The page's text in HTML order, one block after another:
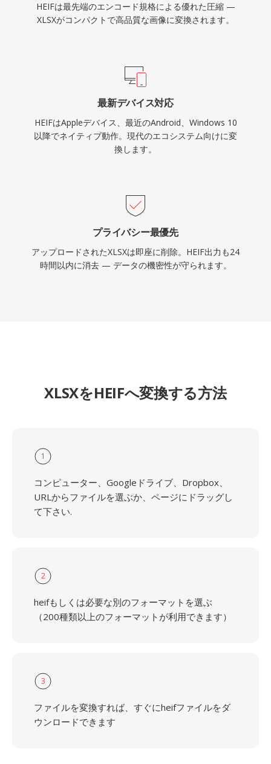
HEIFは最先端のエンコード規格による優れた圧縮 —
XLSXがコンパクトで高品質な画像に変換されます。
最新デバイス対応
HEIFはAppleデバイス、最近のAndroid、Windows 10
以降でネイティブ動作。現代のエコシステム向けに変
換します。
プライバシー最優先
アップロードされたXLSXは即座に削除。HEIF出力も24
時間以内に消去 — データの機密性が守られます。
XLSXをHEIFへ変換する方法
1
コンピューター、Googleドライブ、Dropbox、
URLからファイルを選ぶか、ページにドラッグし
て下さい.
2
heifもしくは必要な別のフォーマットを選ぶ
（200種類以上のフォーマットが利用できます）
3
ファイルを変換すれば、すぐにheifファイルをダ
ウンロードできます